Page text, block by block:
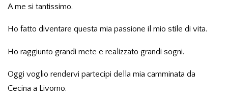
A me si tantissimo.
Ho fatto diventare questa mia passione il mio stile di vita.
Ho raggiunto grandi mete e realizzato grandi sogni.
Oggi voglio rendervi partecipi della mia camminata da
Cecina a Livorno.